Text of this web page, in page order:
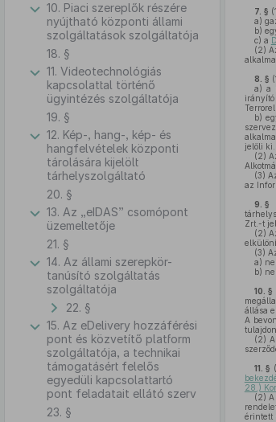
10. Piaci szereplők részére
nyújtható központi állami
szolgáltatások szolgáltatója
18. §
11. Videotechnológiás
kapcsolattal történő
ügyintézés szolgáltatója
19. §
12. Kép-, hang-, kép- és
hangfelvételek központi
tárolására kijelölt
tárhelyszolgáltató
20. §
13. Az „eIDAS” csomópont
üzemeltetője
21. §
14. Az állami szerepkör-
tanúsító szolgáltatás
szolgáltatója
22. §
15. Az eDelivery hozzáférési
pont és közvetítő platform
szolgáltatója, a technikai
támogatásért felelős
egyedüli kapcsolattartó
pont feladatait ellátó szerv
23. §
7. §
a)
b)
c) a
(2)
8. §
a) a
b)
jelöli ki.
(2)
(3)
az
9. §
Zrt.-t
(2)
(3)
a)
b)
10. §
állása
A
(2)
11. §
28.)
(2) A
érintett